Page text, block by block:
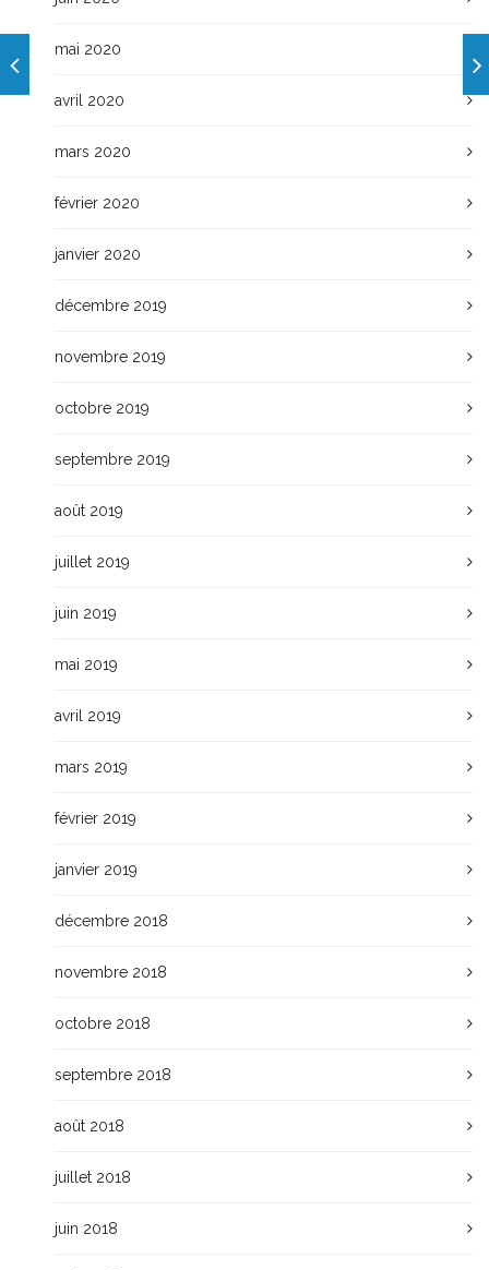
mai 2020
avril 2020
mars 2020
février 2020
janvier 2020
décembre 2019
novembre 2019
octobre 2019
septembre 2019
août 2019
juillet 2019
juin 2019
mai 2019
avril 2019
mars 2019
février 2019
janvier 2019
décembre 2018
novembre 2018
octobre 2018
septembre 2018
août 2018
juillet 2018
juin 2018